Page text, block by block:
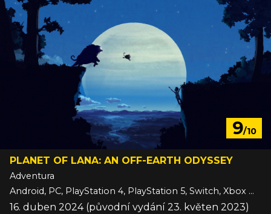
9/10
PLANET OF LANA: AN OFF-EARTH ODYSSEY
Adventura
Android, PC, PlayStation 4, PlayStation 5, Switch, Xbox One, Xbox Series, iOS
16. duben 2024 (původní vydání 23. květen 2023)